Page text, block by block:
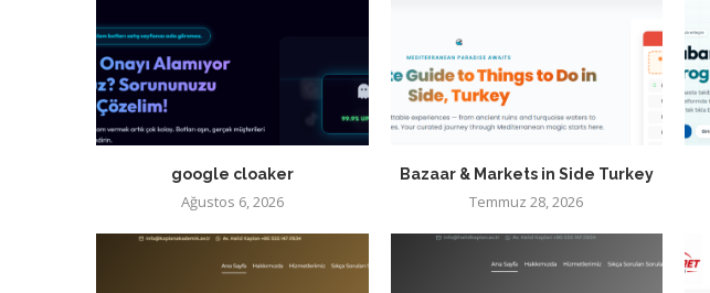
google cloaker
Ağustos 6, 2026
Bazaar & Markets in Side Turkey
Temmuz 28, 2026